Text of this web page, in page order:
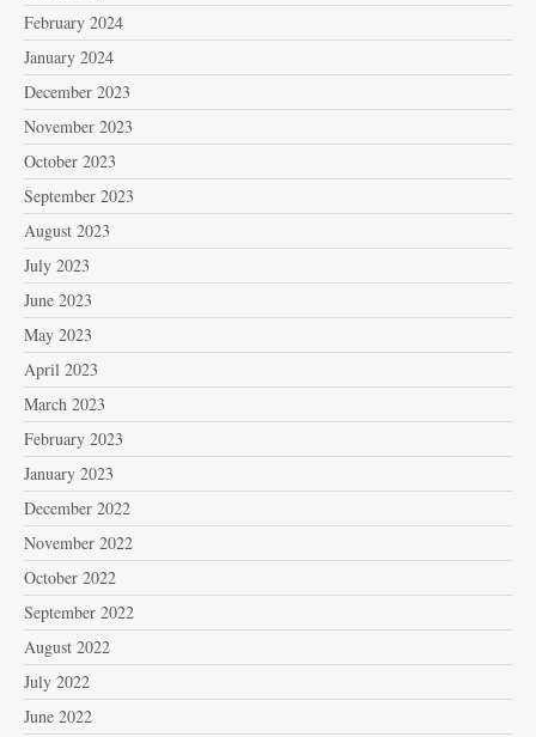
February 2024
January 2024
December 2023
November 2023
October 2023
September 2023
August 2023
July 2023
June 2023
May 2023
April 2023
March 2023
February 2023
January 2023
December 2022
November 2022
October 2022
September 2022
August 2022
July 2022
June 2022